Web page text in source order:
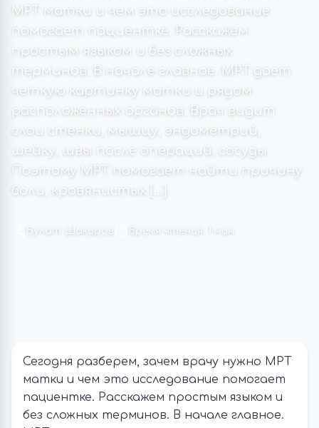
МРТ матки и чем это исследование
помогает пациентке. Расскажем
простым языком и без сложных
терминов. В начале главное. МРТ дает
четкую картинку матки и рядом
расположенных органов. Врач видит
слои стенки, мышцу, эндометрий,
шейку, швы после операций, сосуды.
Поэтому МРТ помогает найти причину
боли, кровянистых […]
Булат Шакиров Время чтения: 1 мин
Сегодня разберем, зачем врачу нужно МРТ
матки и чем это исследование помогает
пациентке. Расскажем простым языком и
без сложных терминов. В начале главное.